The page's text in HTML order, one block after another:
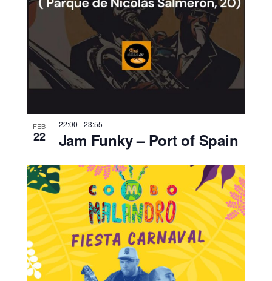
FEB
22
22:00 -23:55
Jam Funky – Port of Spain